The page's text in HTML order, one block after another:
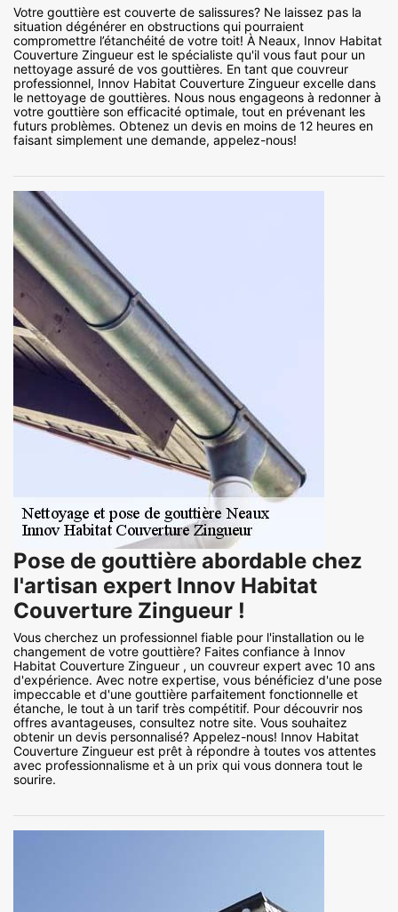
Votre gouttière est couverte de salissures? Ne laissez pas la
situation dégénérer en obstructions qui pourraient
compromettre l’étanchéité de votre toit! À Neaux, Innov Habitat
Couverture Zingueur est le spécialiste qu'il vous faut pour un
nettoyage assuré de vos gouttières. En tant que couvreur
professionnel, Innov Habitat Couverture Zingueur excelle dans
le nettoyage de gouttières. Nous nous engageons à redonner à
votre gouttière son efficacité optimale, tout en prévenant les
futurs problèmes. Obtenez un devis en moins de 12 heures en
faisant simplement une demande, appelez-nous!
Pose de gouttière abordable chez
l'artisan expert Innov Habitat
Couverture Zingueur !
Vous cherchez un professionnel fiable pour l'installation ou le
changement de votre gouttière? Faites confiance à Innov
Habitat Couverture Zingueur , un couvreur expert avec 10 ans
d'expérience. Avec notre expertise, vous bénéficiez d'une pose
impeccable et d'une gouttière parfaitement fonctionnelle et
étanche, le tout à un tarif très compétitif. Pour découvrir nos
offres avantageuses, consultez notre site. Vous souhaitez
obtenir un devis personnalisé? Appelez-nous! Innov Habitat
Couverture Zingueur est prêt à répondre à toutes vos attentes
avec professionnalisme et à un prix qui vous donnera tout le
sourire.